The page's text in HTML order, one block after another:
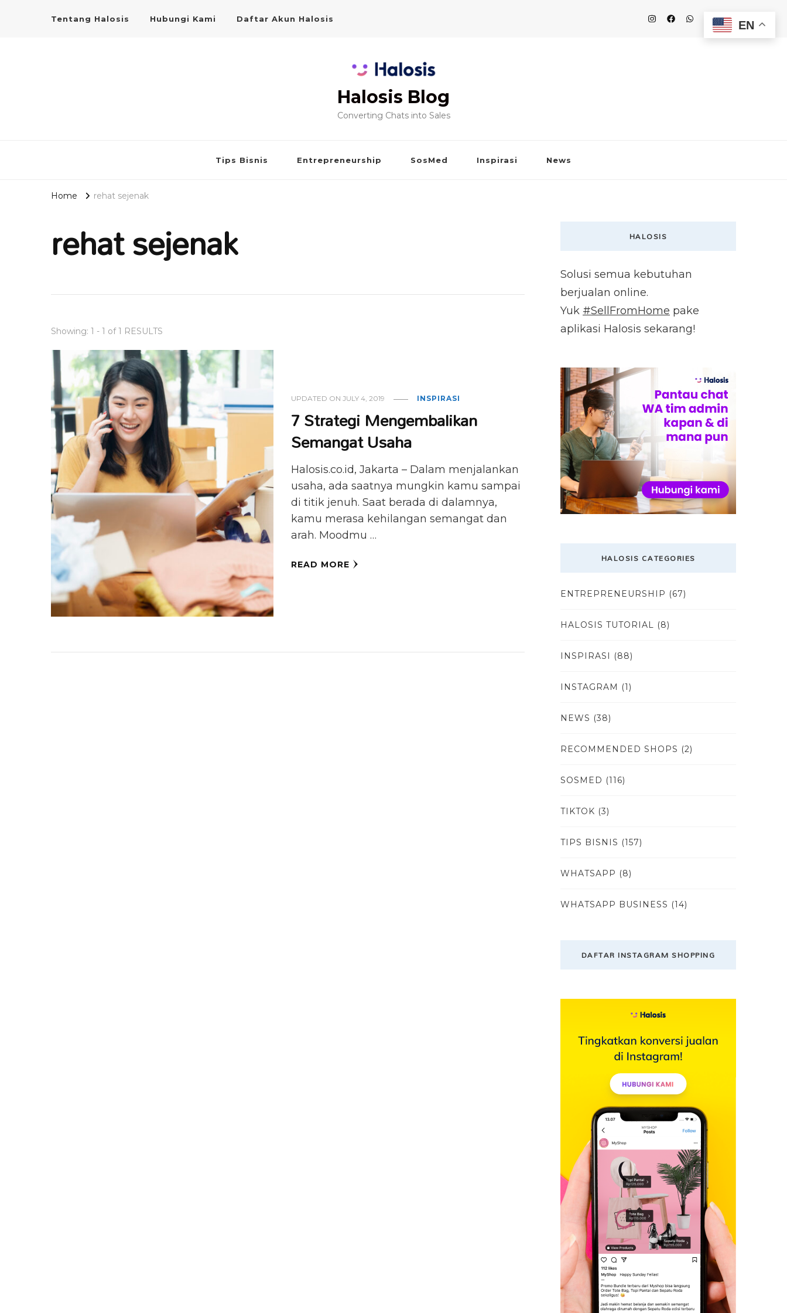
Tentang Halosis Hubungi Kami Daftar Akun Halosis
Halosis Blog
Converting Chats into Sales
Tips Bisnis Entrepreneurship SosMed Inspirasi News
Home rehat sejenak
rehat sejenak
Showing: 1 - 1 of 1 RESULTS
UPDATED ONJULY 4, 2019 INSPIRASI
7 Strategi Mengembalikan
Semangat Usaha
Halosis.co.id, Jakarta – Dalam menjalankan
usaha, ada saatnya mungkin kamu sampai
di titik jenuh. Saat berada di dalamnya,
kamu merasa kehilangan semangat dan
arah. Moodmu …
READ MORE
HALOSIS
Solusi semua kebutuhan
berjualan online.
Yuk #SellFromHome pake
aplikasi Halosis sekarang!
HALOSIS CATEGORIES
ENTREPRENEURSHIP (67)
HALOSIS TUTORIAL (8)
INSPIRASI (88)
INSTAGRAM (1)
NEWS (38)
RECOMMENDED SHOPS (2)
SOSMED (116)
TIKTOK (3)
TIPS BISNIS (157)
WHATSAPP (8)
WHATSAPP BUSINESS (14)
DAFTAR INSTAGRAM SHOPPING
EN